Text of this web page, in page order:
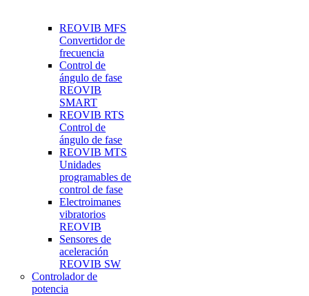
REOVIB MFS
Convertidor de
frecuencia
Control de
ángulo de fase
REOVIB
SMART
REOVIB RTS
Control de
ángulo de fase
REOVIB MTS
Unidades
programables de
control de fase
Electroimanes
vibratorios
REOVIB
Sensores de
aceleración
REOVIB SW
Controlador de
potencia